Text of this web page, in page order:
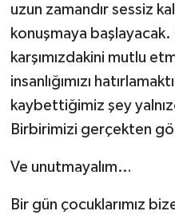
uzun zamandır sessiz
konuşmaya
karşımızdakini mutlu
insanlığımızı
kaybettiğimiz şey
Birbirimizi gerçekten
Ve unutmayalım…
Bir gün çocuklarımız